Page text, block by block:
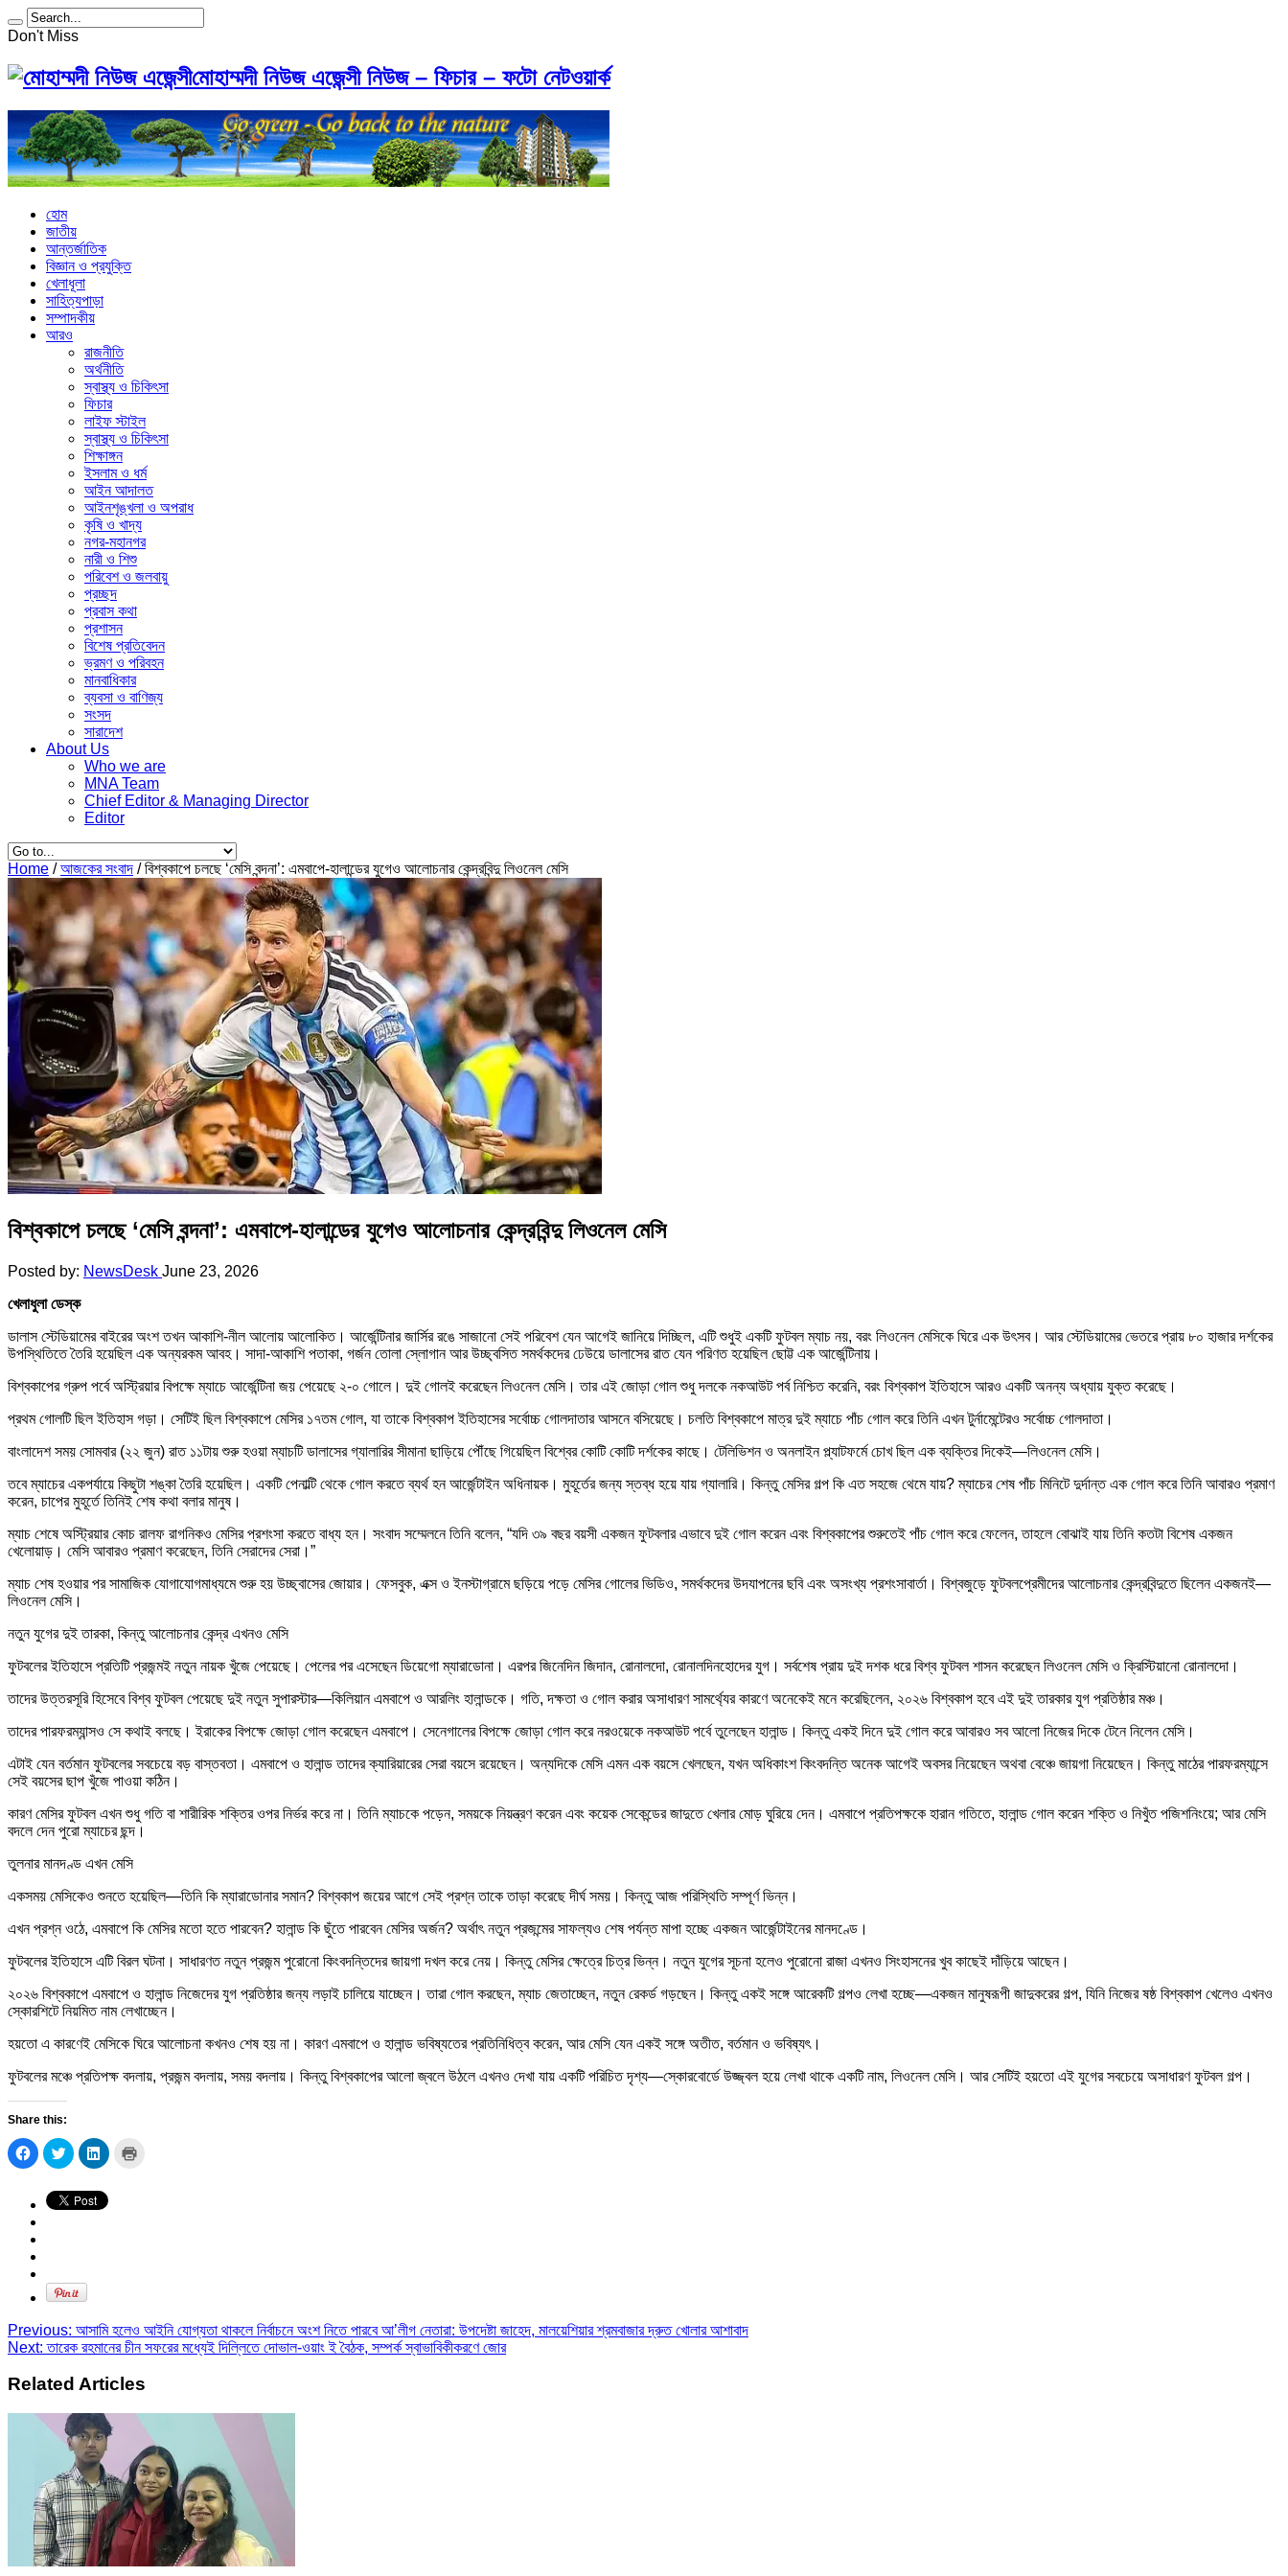
Don't Miss
মোহাম্মদী নিউজ এজেন্সী নিউজ – ফিচার – ফটো নেটওয়ার্ক
হোম
জাতীয়
আন্তর্জাতিক
বিজ্ঞান ও প্রযুক্তি
খেলাধূলা
সাহিত্যপাড়া
সম্পাদকীয়
আরও
রাজনীতি
অর্থনীতি
স্বাস্থ্য ও চিকিৎসা
ফিচার
লাইফ স্টাইল
স্বাস্থ্য ও চিকিৎসা
শিক্ষাঙ্গন
ইসলাম ও ধর্ম
আইন আদালত
আইনশৃঙ্খলা ও অপরাধ
কৃষি ও খাদ্য
নগর-মহানগর
নারী ও ‍শিশু
পরিবেশ ও জলবায়ু
প্রচ্ছদ
প্রবাস কথা
প্রশাসন
বিশেষ প্রতিবেদন
ভ্রমণ ও পরিবহন
মানবাধিকার
ব্যবসা ও বাণিজ্য
সংসদ
সারাদেশ
About Us
Who we are
MNA Team
Chief Editor & Managing Director
Editor
Home /আজকের সংবাদ /বিশ্বকাপে চলছে ‘মেসি বন্দনা’: এমবাপে-হালান্ডের যুগেও আলোচনার কেন্দ্রবিন্দু লিওনেল মেসি
বিশ্বকাপে চলছে ‘মেসি বন্দনা’: এমবাপে-হালান্ডের যুগেও আলোচনার কেন্দ্রবিন্দু লিওনেল মেসি
Posted by: NewsDesk June 23, 2026
খেলাধুলা ডেস্ক
ডালাস স্টেডিয়ামের বাইরের অংশ তখন আকাশি-নীল আলোয় আলোকিত। আর্জেন্টিনার জার্সির রঙে সাজানো সেই পরিবেশ যেন আগেই জানিয়ে দিচ্ছিল, এটি শুধুই একটি ফুটবল ম্যাচ নয়, বরং লিওনেল মেসিকে ঘিরে এক উৎসব। আর স্টেডিয়ামের ভেতরে প্রায় ৮০ হাজার দর্শকের
উপস্থিতিতে তৈরি হয়েছিল এক অন্যরকম আবহ। সাদা-আকাশি পতাকা, গর্জন তোলা স্লোগান আর উচ্ছ্বসিত সমর্থকদের ঢেউয়ে ডালাসের রাত যেন পরিণত হয়েছিল ছোট্ট এক আর্জেন্টিনায়।
বিশ্বকাপের গ্রুপ পর্বে অস্ট্রিয়ার বিপক্ষে ম্যাচে আর্জেন্টিনা জয় পেয়েছে ২-০ গোলে। দুই গোলই করেছেন লিওনেল মেসি। তার এই জোড়া গোল শুধু দলকে নকআউট পর্ব নিশ্চিত করেনি, বরং বিশ্বকাপ ইতিহাসে আরও একটি অনন্য অধ্যায় যুক্ত করেছে।
প্রথম গোলটি ছিল ইতিহাস গড়া। সেটিই ছিল বিশ্বকাপে মেসির ১৭তম গোল, যা তাকে বিশ্বকাপ ইতিহাসের সর্বোচ্চ গোলদাতার আসনে বসিয়েছে। চলতি বিশ্বকাপে মাত্র দুই ম্যাচে পাঁচ গোল করে তিনি এখন টুর্নামেন্টেরও সর্বোচ্চ গোলদাতা।
বাংলাদেশ সময় সোমবার (২২ জুন) রাত ১১টায় শুরু হওয়া ম্যাচটি ডালাসের গ্যালারির সীমানা ছাড়িয়ে পৌঁছে গিয়েছিল বিশ্বের কোটি কোটি দর্শকের কাছে। টেলিভিশন ও অনলাইন প্ল্যাটফর্মে চোখ ছিল এক ব্যক্তির দিকেই—লিওনেল মেসি।
তবে ম্যাচের একপর্যায়ে কিছুটা শঙ্কা তৈরি হয়েছিল। একটি পেনাল্টি থেকে গোল করতে ব্যর্থ হন আর্জেন্টাইন অধিনায়ক। মুহূর্তের জন্য স্তব্ধ হয়ে যায় গ্যালারি। কিন্তু মেসির গল্প কি এত সহজে থেমে যায়? ম্যাচের শেষ পাঁচ মিনিটে দুর্দান্ত এক গোল করে তিনি আবারও প্রমাণ
করেন, চাপের মুহূর্তে তিনিই শেষ কথা বলার মানুষ।
ম্যাচ শেষে অস্ট্রিয়ার কোচ রালফ রাগনিকও মেসির প্রশংসা করতে বাধ্য হন। সংবাদ সম্মেলনে তিনি বলেন, “যদি ৩৯ বছর বয়সী একজন ফুটবলার এভাবে দুই গোল করেন এবং বিশ্বকাপের শুরুতেই পাঁচ গোল করে ফেলেন, তাহলে বোঝাই যায় তিনি কতটা বিশেষ একজন
খেলোয়াড়। মেসি আবারও প্রমাণ করেছেন, তিনি সেরাদের সেরা।”
ম্যাচ শেষ হওয়ার পর সামাজিক যোগাযোগমাধ্যমে শুরু হয় উচ্ছ্বাসের জোয়ার। ফেসবুক, এক্স ও ইনস্টাগ্রামে ছড়িয়ে পড়ে মেসির গোলের ভিডিও, সমর্থকদের উদযাপনের ছবি এবং অসংখ্য প্রশংসাবার্তা। বিশ্বজুড়ে ফুটবলপ্রেমীদের আলোচনার কেন্দ্রবিন্দুতে ছিলেন একজনই—
লিওনেল মেসি।
নতুন যুগের দুই তারকা, কিন্তু আলোচনার কেন্দ্র এখনও মেসি
ফুটবলের ইতিহাসে প্রতিটি প্রজন্মই নতুন নায়ক খুঁজে পেয়েছে। পেলের পর এসেছেন ডিয়েগো ম্যারাডোনা। এরপর জিনেদিন জিদান, রোনালদো, রোনালদিনহোদের যুগ। সর্বশেষ প্রায় দুই দশক ধরে বিশ্ব ফুটবল শাসন করেছেন লিওনেল মেসি ও ক্রিস্টিয়ানো রোনালদো।
তাদের উত্তরসূরি হিসেবে বিশ্ব ফুটবল পেয়েছে দুই নতুন সুপারস্টার—কিলিয়ান এমবাপে ও আরলিং হালান্ডকে। গতি, দক্ষতা ও গোল করার অসাধারণ সামর্থ্যের কারণে অনেকেই মনে করেছিলেন, ২০২৬ বিশ্বকাপ হবে এই দুই তারকার যুগ প্রতিষ্ঠার মঞ্চ।
তাদের পারফরম্যান্সও সে কথাই বলছে। ইরাকের বিপক্ষে জোড়া গোল করেছেন এমবাপে। সেনেগালের বিপক্ষে জোড়া গোল করে নরওয়েকে নকআউট পর্বে তুলেছেন হালান্ড। কিন্তু একই দিনে দুই গোল করে আবারও সব আলো নিজের দিকে টেনে নিলেন মেসি।
এটাই যেন বর্তমান ফুটবলের সবচেয়ে বড় বাস্তবতা। এমবাপে ও হালান্ড তাদের ক্যারিয়ারের সেরা বয়সে রয়েছেন। অন্যদিকে মেসি এমন এক বয়সে খেলছেন, যখন অধিকাংশ কিংবদন্তি অনেক আগেই অবসর নিয়েছেন অথবা বেঞ্চে জায়গা নিয়েছেন। কিন্তু মাঠের পারফরম্যান্সে
সেই বয়সের ছাপ খুঁজে পাওয়া কঠিন।
কারণ মেসির ফুটবল এখন শুধু গতি বা শারীরিক শক্তির ওপর নির্ভর করে না। তিনি ম্যাচকে পড়েন, সময়কে নিয়ন্ত্রণ করেন এবং কয়েক সেকেন্ডের জাদুতে খেলার মোড় ঘুরিয়ে দেন। এমবাপে প্রতিপক্ষকে হারান গতিতে, হালান্ড গোল করেন শক্তি ও নিখুঁত পজিশনিংয়ে; আর মেসি
বদলে দেন পুরো ম্যাচের ছন্দ।
তুলনার মানদণ্ড এখন মেসি
একসময় মেসিকেও শুনতে হয়েছিল—তিনি কি ম্যারাডোনার সমান? বিশ্বকাপ জয়ের আগে সেই প্রশ্ন তাকে তাড়া করেছে দীর্ঘ সময়। কিন্তু আজ পরিস্থিতি সম্পূর্ণ ভিন্ন।
এখন প্রশ্ন ওঠে, এমবাপে কি মেসির মতো হতে পারবেন? হালান্ড কি ছুঁতে পারবেন মেসির অর্জন? অর্থাৎ নতুন প্রজন্মের সাফল্যও শেষ পর্যন্ত মাপা হচ্ছে একজন আর্জেন্টাইনের মানদণ্ডে।
ফুটবলের ইতিহাসে এটি বিরল ঘটনা। সাধারণত নতুন প্রজন্ম পুরোনো কিংবদন্তিদের জায়গা দখল করে নেয়। কিন্তু মেসির ক্ষেত্রে চিত্র ভিন্ন। নতুন যুগের সূচনা হলেও পুরোনো রাজা এখনও সিংহাসনের খুব কাছেই দাঁড়িয়ে আছেন।
২০২৬ বিশ্বকাপে এমবাপে ও হালান্ড নিজেদের যুগ প্রতিষ্ঠার জন্য লড়াই চালিয়ে যাচ্ছেন। তারা গোল করছেন, ম্যাচ জেতাচ্ছেন, নতুন রেকর্ড গড়ছেন। কিন্তু একই সঙ্গে আরেকটি গল্পও লেখা হচ্ছে—একজন মানুষরূপী জাদুকরের গল্প, যিনি নিজের ষষ্ঠ বিশ্বকাপ খেলেও এখনও
স্কোরশিটে নিয়মিত নাম লেখাচ্ছেন।
হয়তো এ কারণেই মেসিকে ঘিরে আলোচনা কখনও শেষ হয় না। কারণ এমবাপে ও হালান্ড ভবিষ্যতের প্রতিনিধিত্ব করেন, আর মেসি যেন একই সঙ্গে অতীত, বর্তমান ও ভবিষ্যৎ।
ফুটবলের মঞ্চে প্রতিপক্ষ বদলায়, প্রজন্ম বদলায়, সময় বদলায়। কিন্তু বিশ্বকাপের আলো জ্বলে উঠলে এখনও দেখা যায় একটি পরিচিত দৃশ্য—স্কোরবোর্ডে উজ্জ্বল হয়ে লেখা থাকে একটি নাম, লিওনেল মেসি। আর সেটিই হয়তো এই যুগের সবচেয়ে অসাধারণ ফুটবল গল্প।
Share this:
Click
to
share
Facebook
(Opens
in
new
window)
Click
to
share
Twitter
(Opens
Click
to
LinkedIn
(Opens
Previous: আসামি হলেও আইনি যোগ্যতা থাকলে নির্বাচনে অংশ নিতে পারবে আ’লীগ নেতারা: উপদেষ্টা জাহেদ, মালয়েশিয়ার শ্রমবাজার দ্রুত খোলার আশাবাদ
Next: তারেক রহমানের চীন সফরের মধ্যেই দিল্লিতে দোভাল-ওয়াং ই বৈঠক, সম্পর্ক স্বাভাবিকীকরণে জোর
Related Articles